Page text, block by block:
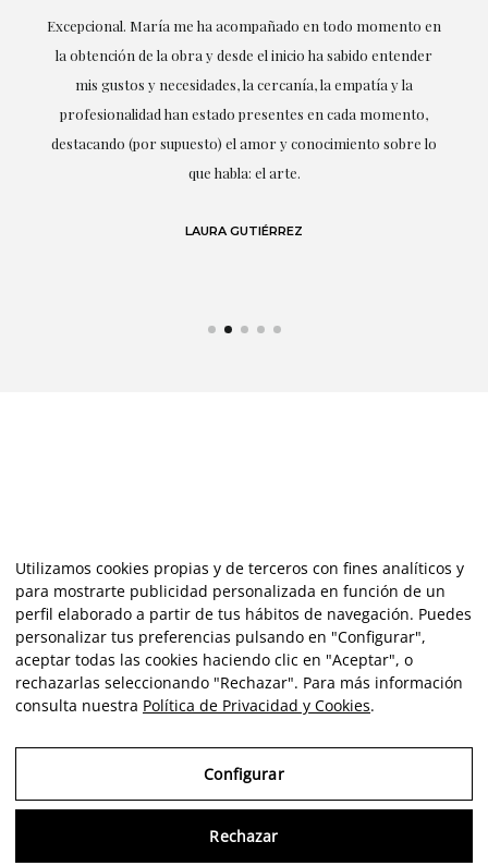
Excepcional. María me ha acompañado en todo momento en
la obtención de la obra y desde el inicio ha sabido entender
mis gustos y necesidades, la cercanía, la empatía y la
profesionalidad han estado presentes en cada momento,
destacando (por supuesto) el amor y conocimiento sobre lo
que habla: el arte.
LAURA GUTIÉRREZ
Utilizamos cookies propias y de terceros con fines analíticos y
para mostrarte publicidad personalizada en función de un
perfil elaborado a partir de tus hábitos de navegación. Puedes
personalizar tus preferencias pulsando en "Configurar",
aceptar todas las cookies haciendo clic en "Aceptar", o
rechazarlas seleccionando "Rechazar". Para más información
consulta nuestra Política de Privacidad y Cookies.
Configurar
Rechazar